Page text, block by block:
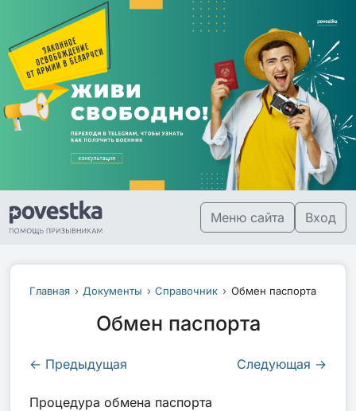
Меню сайта Вход
Главная Документы Справочник Обмен паспорта
Обмен паспорта
← Предыдущая Следующая →
Процедура обмена паспорта